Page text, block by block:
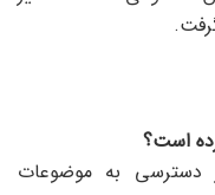
است؟
دسترسی به موضوعات